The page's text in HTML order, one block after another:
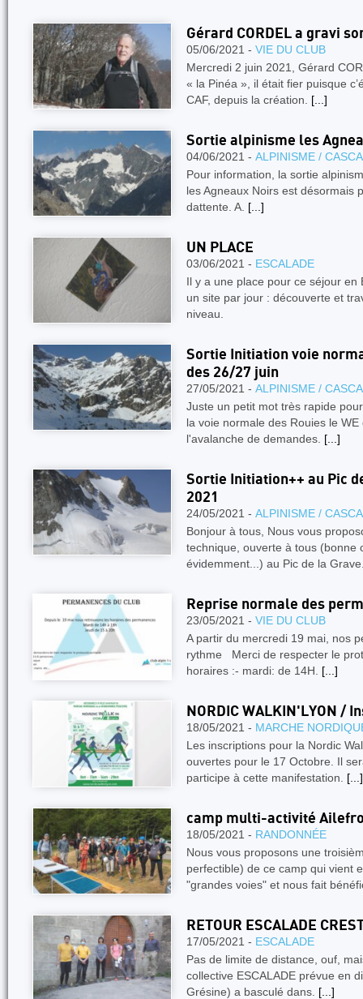
Gérard CORDEL a gravi
05/06/2021 - VIE DU CLUB
Mercredi 2 juin 2021, Gérard
« la Pinéa », il était fier puisque
CAF, depuis la création. [...]
Sortie alpinisme les
04/06/2021 - ALPINISME /
Pour information, la sortie
les Agneaux Noirs est désormais
dattente. A. [...]
UN PLACE
03/06/2021 - ESCALADE
Il y a une place pour ce séjour en
un site par jour : découverte et
niveau.
Sortie Initiation voie
des 26/27 juin
27/05/2021 - ALPINISME /
Juste un petit mot très rapide
la voie normale des Rouies le
l'avalanche de demandes. [...]
Sortie Initiation++ au Pic
2021
24/05/2021 - ALPINISME /
Bonjour à tous, Nous vous
technique, ouverte à tous (bonne
évidemment...) au Pic de la
Reprise normale des
23/05/2021 - VIE DU CLUB
A partir du mercredi 19 mai, nos
rythme Merci de respecter le
horaires :- mardi: de 14H. [...]
NORDIC WALKIN'LYON /
18/05/2021 - MARCHE
Les inscriptions pour la Nordic
ouvertes pour le 17 Octobre. Il
participe à cette manifestation. [...]
camp multi-activité
18/05/2021 - RANDONNÉE
Nous vous proposons une
perfectible) de ce camp qui vient
"grandes voies" et nous fait
RETOUR ESCALADE
17/05/2021 - ESCALADE
Pas de limite de distance, ouf,
collective ESCALADE prévue en
Grésine) a basculé dans. [...]